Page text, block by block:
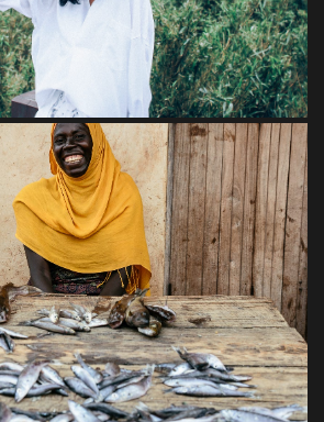
FEEL NATURE